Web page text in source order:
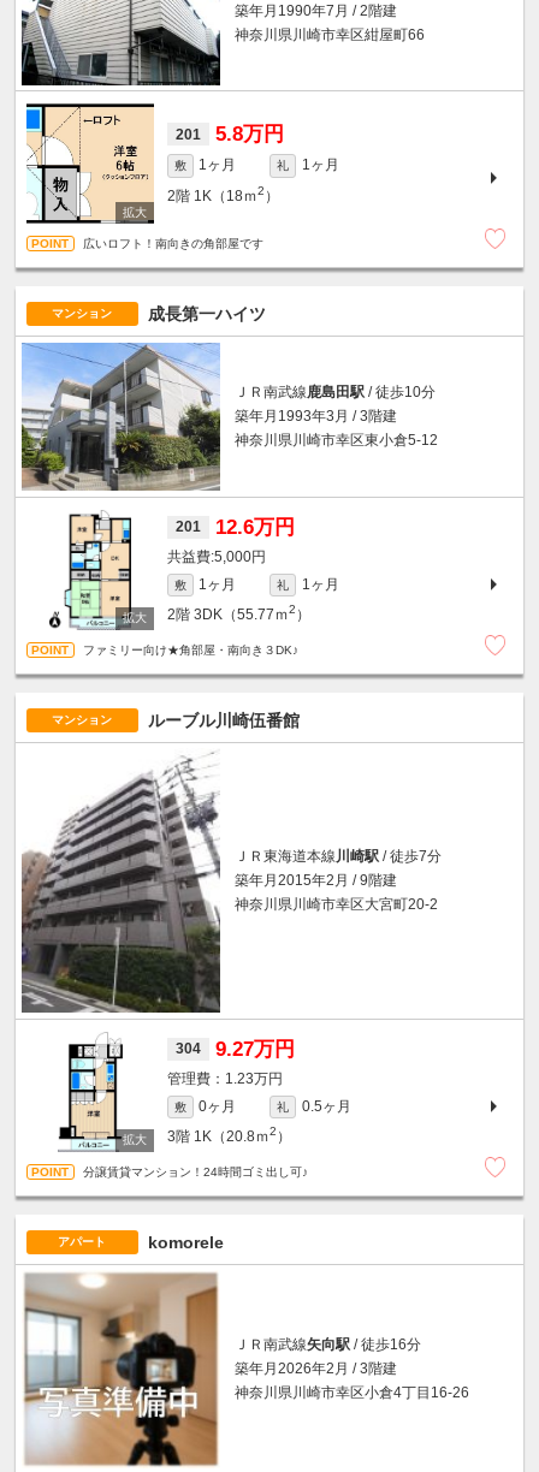
築年月1990年7月 / 2階建
神奈川県川崎市幸区紺屋町66
201 5.8万円
敷 1ヶ月 礼
1ヶ月
2階 1K（18ｍ2 ）
広いロフト！南向きの角部屋です
マンション 成長第一ハイツ
ＪＲ南武線鹿島田駅 / 徒歩10分
築年月1993年3月 / 3階建
神奈川県川崎市幸区東小倉5-12
201 12.6万円
5,000円
敷 1ヶ月 礼
1ヶ月
2階 3DK（55.77ｍ2 ）
ファミリー向け★角部屋・南向き３DK♪
マンション ルーブル川崎伍番館
ＪＲ東海道本線川崎駅 / 徒歩7分
築年月2015年2月 / 9階建
神奈川県川崎市幸区大宮町20-2
304 9.27万円
1.23万円
敷 0ヶ月 礼
0.5ヶ月
3階 1K（20.8ｍ2 ）
分譲賃貸マンション！24時間ゴミ出し可♪
アパート komorele
ＪＲ南武線矢向駅 / 徒歩16分
築年月2026年2月 / 3階建
神奈川県川崎市幸区小倉4丁目16-26